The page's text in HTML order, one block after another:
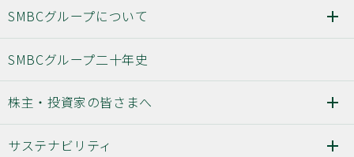
SMBCグループについて
SMBCグループ二十年史
株主・投資家の皆さまへ
サステナビリティ